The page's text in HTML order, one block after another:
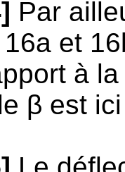
Par
et
à
β est